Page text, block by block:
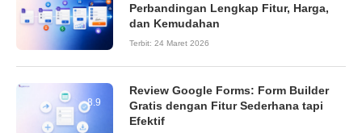
Perbandingan Lengkap Fitur, Harga,
dan Kemudahan
Terbit: 24 Maret 2026
8.9
Review Google Forms: Form Builder
Gratis dengan Fitur Sederhana tapi
Efektif